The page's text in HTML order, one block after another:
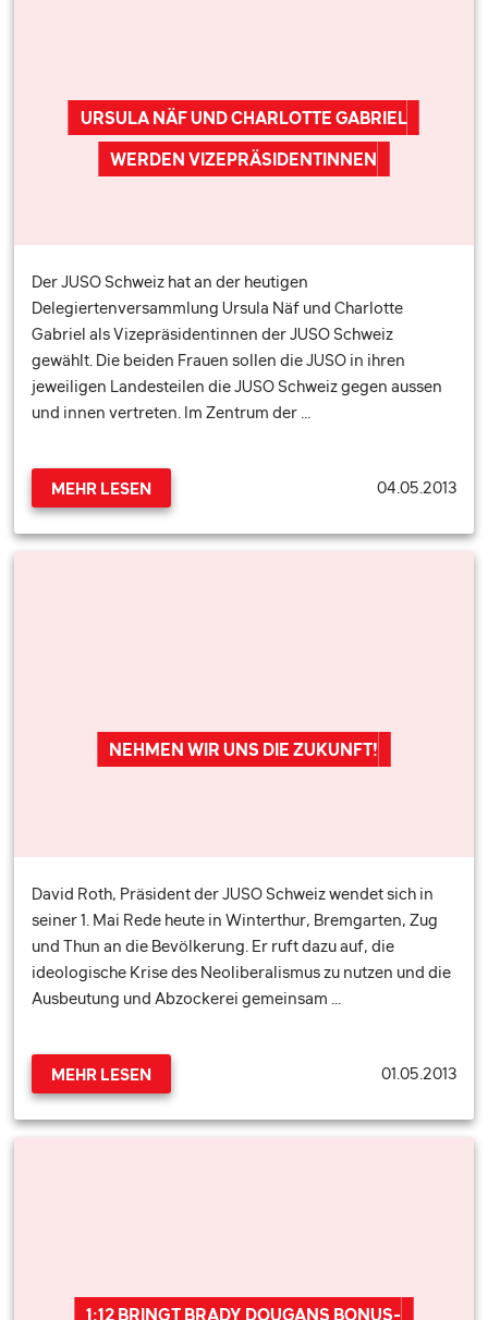
URSULA NÄF UND CHARLOTTE GABRIEL
WERDEN VIZEPRÄSIDENTINNEN
Der JUSO Schweiz hat an der heutigen
Delegiertenversammlung Ursula Näf und Charlotte
Gabriel als Vizepräsidentinnen der JUSO Schweiz
gewählt. Die beiden Frauen sollen die JUSO in ihren
jeweiligen Landesteilen die JUSO Schweiz gegen aussen
und innen vertreten. Im Zentrum der …
MEHR LESEN 04.05.2013
NEHMEN WIR UNS DIE ZUKUNFT!
David Roth, Präsident der JUSO Schweiz wendet sich in
seiner 1. Mai Rede heute in Winterthur, Bremgarten, Zug
und Thun an die Bevölkerung. Er ruft dazu auf, die
ideologische Krise des Neoliberalismus zu nutzen und die
Ausbeutung und Abzockerei gemeinsam …
MEHR LESEN 01.05.2013
1:12 BRINGT BRADY DOUGANS BONUS-